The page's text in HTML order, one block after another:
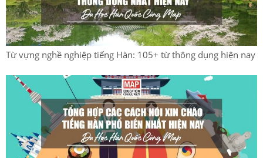
Từ vựng nghề nghiệp tiếng Hàn: 105+ từ thông dụng hiện nay